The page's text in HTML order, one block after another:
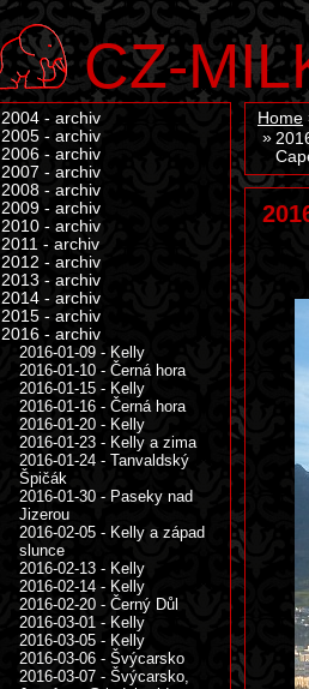
CZ-
Home
2004 - archiv
2005 - archiv
2006 - archiv
2007 - archiv
2008 - archiv
2009 - archiv
2010 - archiv
2011 - archiv
2012 - archiv
2013 - archiv
2014 - archiv
2015 - archiv
2016 - archiv
2016-01-09 - Kelly
2016-01-10 - Černá hora
2016-01-15 - Kelly
2016-01-16 - Černá hora
2016-01-20 - Kelly
2016-01-23 - Kelly a zima
2016-01-24 - Tanvaldský
Špičák
2016-01-30 - Paseky nad
Jizerou
2016-02-05 - Kelly a západ
slunce
2016-02-13 - Kelly
2016-02-14 - Kelly
2016-02-20 - Černý Důl
2016-03-01 - Kelly
2016-03-05 - Kelly
2016-03-06 - Švýcarsko
2016-03-07 - Švýcarsko,